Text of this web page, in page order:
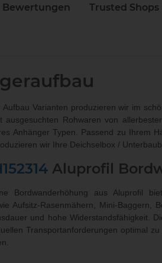
Bewertungen Trusted
Aufbau Varianten produzieren wir im
ausgesuchten Rohwaren von
Anhänger Typen. Passend zu Ihrem
wir Ihre Deichselbox /
Aluprofil
Bordwanderhöhung aus Aluprofil
Aufsitz-Rasenmähern, Mini-Baggern,
und hohe Widerstandsfähigkeit.
Transportanforderungen optimal